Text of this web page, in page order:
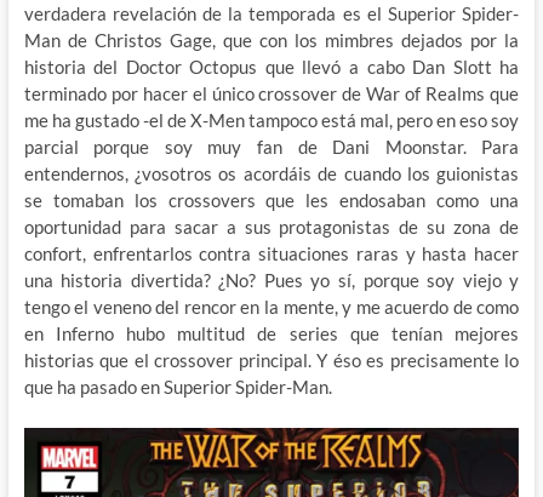
verdadera revelación de la temporada es el Superior Spider-
Man de Christos Gage, que con los mimbres dejados por la
historia del Doctor Octopus que llevó a cabo Dan Slott ha
terminado por hacer el único crossover de War of Realms que
me ha gustado -el de X-Men tampoco está mal, pero en eso soy
parcial porque soy muy fan de Dani Moonstar. Para
entendernos, ¿vosotros os acordáis de cuando los guionistas
se tomaban los crossovers que les endosaban como una
oportunidad para sacar a sus protagonistas de su zona de
confort, enfrentarlos contra situaciones raras y hasta hacer
una historia divertida? ¿No? Pues yo sí, porque soy viejo y
tengo el veneno del rencor en la mente, y me acuerdo de como
en Inferno hubo multitud de series que tenían mejores
historias que el crossover principal. Y éso es precisamente lo
que ha pasado en Superior Spider-Man.